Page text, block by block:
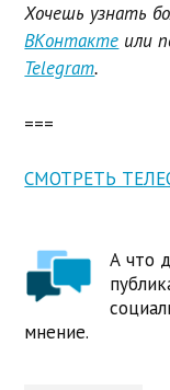
Хочешь узнать
ВКонтакте или
Telegram.
===
СМОТРЕТЬ
А что
мнение.